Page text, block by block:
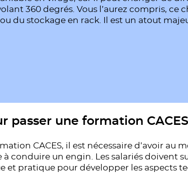
360 degrés. Vous l’aurez compris, ce
du stockage en rack. Il est un atout
passer une formation CACES
CACES, il est nécessaire d’avoir au
conduire un engin. Les salariés doivent
et pratique pour développer les aspects